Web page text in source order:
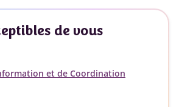
de vous
et de Coordination